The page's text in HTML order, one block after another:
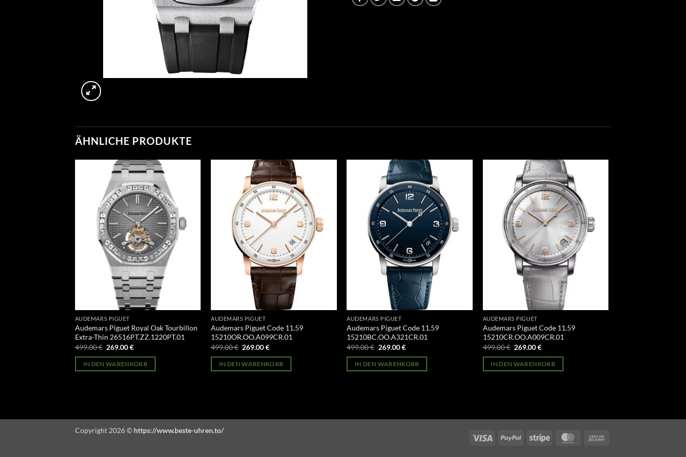
ÄHNLICHE PRODUKTE
AUDEMARS PIGUET
Audemars Piguet Royal Oak Tourbillon
Extra-Thin 26516PT.ZZ.1220PT.01
499.00€ Ursprünglicher
war:
499.00 €
269.00€Aktueller
ist:
269.00 €.
IN DEN WARENKORB
AUDEMARS PIGUET
Audemars Piguet Code 11.59
15210OR.OO.A099CR.01
499.00€ Ursprünglicher
war:
499.00 €
269.00€Aktueller
ist:
269.00 €.
IN DEN WARENKORB
AUDEMARS PIGUET
Audemars Piguet Code 11.59
15210BC.OO.A321CR.01
499.00€ Ursprünglicher
war:
499.00 €
269.00€Aktueller
ist:
269.00 €.
IN DEN WARENKORB
AUDEMARS PIGUET
Audemars Piguet Code 11.59
15210CR.OO.A009CR.01
499.00€ Ursprünglicher
war:
499.00 €
269.00€Aktueller
ist:
269.00 €.
IN DEN WARENKORB
Visa PayPal Stripe MasterCard
Copyright 2026 © https://www.beste-uhren.to/